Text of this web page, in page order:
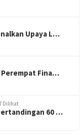
Upaya L…
Fina…
Dilihat
60 …